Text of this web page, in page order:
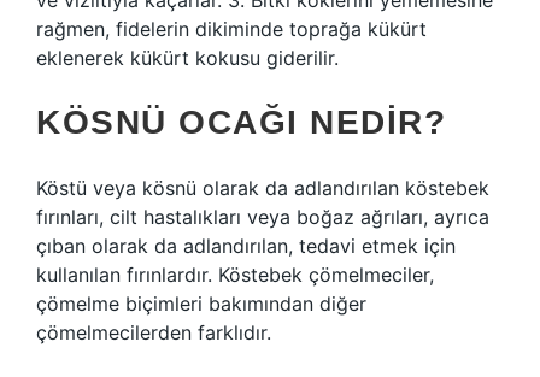
rağmen, fidelerin dikiminde toprağa kükürt
eklenerek kükürt kokusu giderilir.
KÖSNÜ OCAĞI NEDIR?
Köstü veya kösnü olarak da adlandırılan köstebek
fırınları, cilt hastalıkları veya boğaz ağrıları, ayrıca
çıban olarak da adlandırılan, tedavi etmek için
kullanılan fırınlardır. Köstebek çömelmeciler,
çömelme biçimleri bakımından diğer
çömelmecilerden farklıdır.